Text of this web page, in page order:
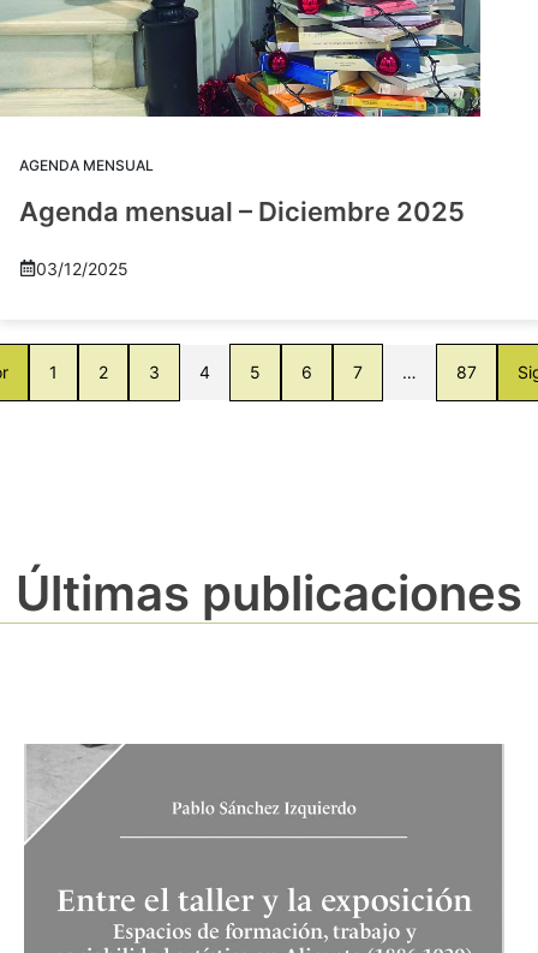
AGENDA MENSUAL
Agenda mensual – Diciembre 2025
03/12/2025
1 2 3 4 5 6 7 … 87
Últimas publicaciones